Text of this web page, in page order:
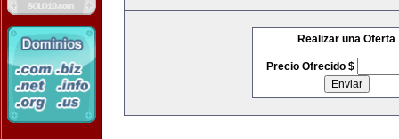
Realizar una Oferta
Precio Ofrecido $